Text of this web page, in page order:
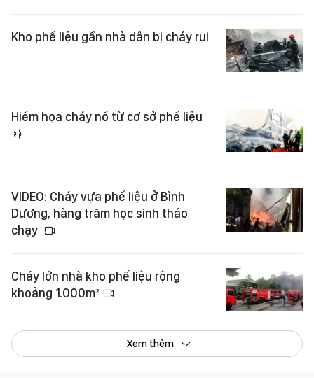
Kho phế liệu gần nhà dân bị cháy rụi
Hiểm họa cháy nổ từ cơ sở phế liệu
VIDEO: Cháy vựa phế liệu ở Bình
Dương, hàng trăm học sinh tháo
chạy ​
Cháy lớn nhà kho phế liệu rộng
khoảng 1.000m²
Xem thêm